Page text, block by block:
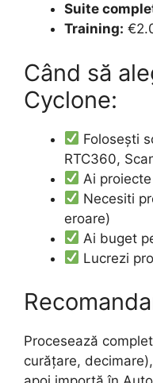
Suite
Training:
Când să
Cyclone:
Folosești
RTC360,
Ai
Necesiti
eroare)
Ai buget
Lucrezi
Procesează
curățare,